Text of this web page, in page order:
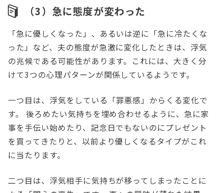
（3）急に態度が変わった
「急に優しくなった」、あるいは逆に「急に冷たくな
った」など、夫の態度が急激に変化したときは、浮気
の兆候である可能性があります。これには、大きく分
けて3つの心理パターンが関係しているようです。
一つ目は、浮気をしている「罪悪感」からくる変化で
す。 後ろめたい気持ちを埋め合わせるように、急に家
事を手伝い始めたり、記念日でもないのにプレゼント
を買ってきたりと、以前より優しくなるタイプがこれ
に当たります。
二つ目は、浮気相手に気持ちが移ってしまったことに